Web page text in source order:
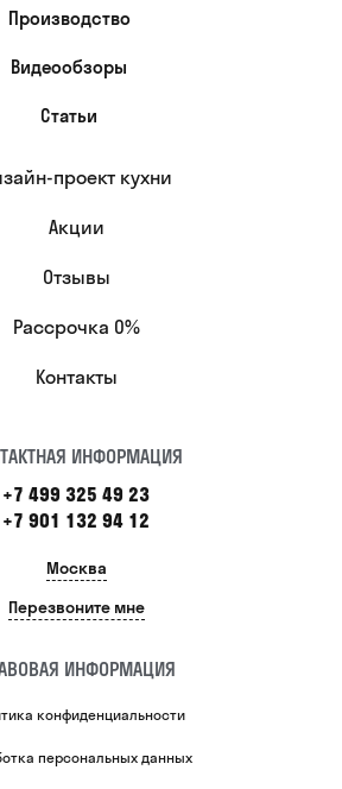
Производство
Видеообзоры
Статьи
проект кухни
Акции
Отзывы
Рассрочка 0%
Контакты
ИНФОРМАЦИЯ
+7 499 325 49 23
+7 901 132 94 12
Москва
Перезвоните мне
ИНФОРМАЦИЯ
конфиденциальности
персональных данных